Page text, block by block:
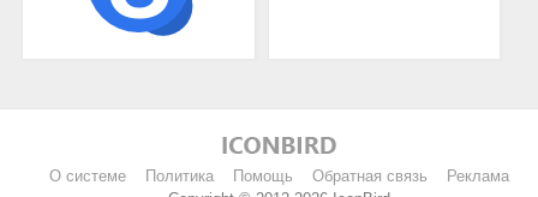
О системе Политика Помощь Обратная связь
Реклама